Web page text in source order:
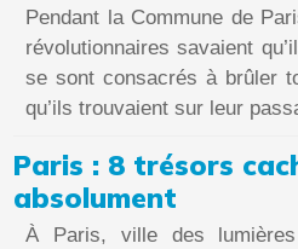
Pendant la Commune de
révolutionnaires savaient
se sont consacrés à brûler
qu’ils trouvaient sur leur
Paris : 8 trésors
absolument
À Paris, ville des